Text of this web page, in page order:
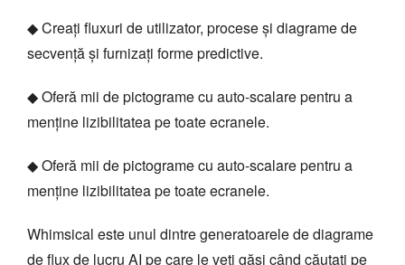
◆ Creați fluxuri de utilizator, procese și diagrame de
secvență și furnizați forme predictive.
◆ Oferă mii de pictograme cu auto-scalare pentru a
menține lizibilitatea pe toate ecranele.
◆ Oferă mii de pictograme cu auto-scalare pentru a
menține lizibilitatea pe toate ecranele.
Whimsical este unul dintre generatoarele de diagrame
de flux de lucru AI pe care le veți găsi când căutați pe